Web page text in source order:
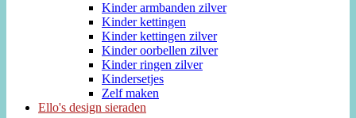
Kinder armbanden zilver
Kinder kettingen
Kinder kettingen zilver
Kinder oorbellen zilver
Kinder ringen zilver
Kindersetjes
Zelf maken
Ello's design sieraden